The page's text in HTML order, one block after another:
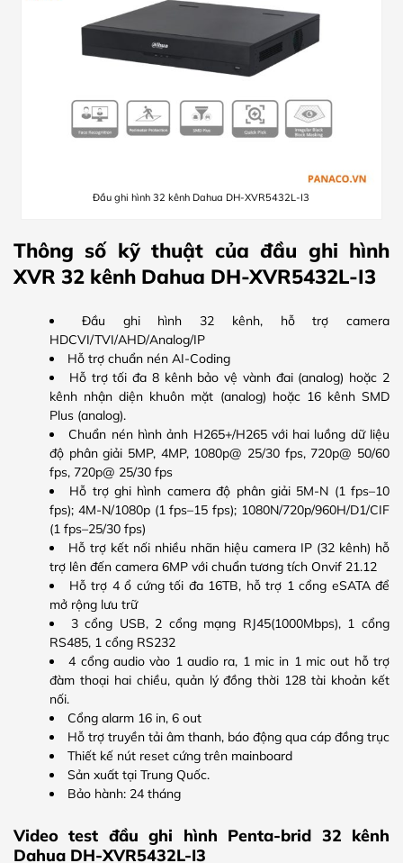
Đầu ghi hình 32 kênh Dahua DH-XVR5432L-I3
Thông số kỹ thuật của đầu ghi hình
XVR 32 kênh Dahua DH-XVR5432L-I3
Đầu ghi hình 32 kênh, hỗ trợ camera
HDCVI/TVI/AHD/Analog/IP
Hỗ trợ chuẩn nén AI-Coding
Hỗ trợ tối đa 8 kênh bảo vệ vành đai (analog) hoặc 2
kênh nhận diện khuôn mặt (analog) hoặc 16 kênh SMD
Plus (analog).
Chuẩn nén hình ảnh H265+/H265 với hai luồng dữ liệu
độ phân giải 5MP, 4MP, 1080p@ 25/30 fps, 720p@ 50/60
fps, 720p@ 25/30 fps
Hỗ trợ ghi hình camera độ phân giải 5M-N (1 fps–10
fps); 4M-N/1080p (1 fps–15 fps); 1080N/720p/960H/D1/CIF
(1 fps–25/30 fps)
Hỗ trợ kết nối nhiều nhãn hiệu camera IP (32 kênh) hỗ
trợ lên đến camera 6MP với chuẩn tương tích Onvif 21.12
Hỗ trợ 4 ổ cứng tối đa 16TB, hỗ trợ 1 cổng eSATA để
mở rộng lưu trữ
3 cổng USB, 2 cổng mạng RJ45(1000Mbps), 1 cổng
RS485, 1 cổng RS232
4 cổng audio vào 1 audio ra, 1 mic in 1 mic out hỗ trợ
đàm thoại hai chiều, quản lý đồng thời 128 tài khoản kết
nối.
Cổng alarm 16 in, 6 out
Hỗ trợ truyền tải âm thanh, báo động qua cáp đồng trục
Thiết kế nút reset cứng trên mainboard
Sản xuất tại Trung Quốc.
Bảo hành: 24 tháng
Video test đầu ghi hình Penta-brid 32 kênh
Dahua DH-XVR5432L-I3